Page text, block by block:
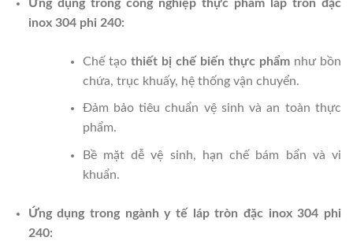
Ứng dụng trong công nghiệp thực phẩm láp tròn đặc
inox 304 phi 240:
Chế tạo thiết bị chế biến thực phẩmnhư bồn
chứa, trục khuấy, hệ thống vận chuyển.
Đảm bảo tiêu chuẩn vệ sinh và an toàn thực
phẩm.
Bề mặt dễ vệ sinh, hạn chế bám bẩn và vi
khuẩn.
Ứng dụng trong ngành y tế láp tròn đặc inox 304 phi
240: